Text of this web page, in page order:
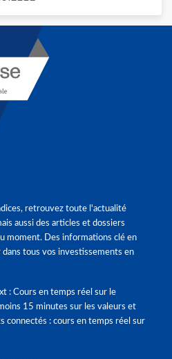
retrouvez toute l'actualité
aussi des articles et dossiers
moment. Des informations clé en
dans tous vos investissements en
: Cours en temps réel sur le
15 minutes sur les valeurs et
connectés : cours en temps réel sur